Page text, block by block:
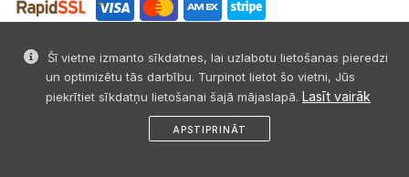
Šī vietne izmanto sīkdatnes, lai uzlabotu lietošanas pieredzi
un optimizētu tās darbību. Turpinot lietot šo vietni, Jūs
piekrītiet sīkdatņu lietošanai šajā mājaslapā. Lasīt vairāk
APSTIPRINĀT